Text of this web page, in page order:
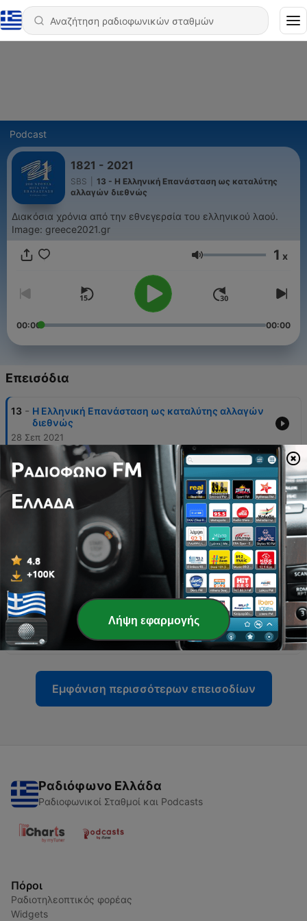
Podcast
1821 - 2021
SBS
13 - Η Ελληνική Επανάσταση ως καταλύτης
αλλαγών διεθνώς
Διακόσια χρόνια από την εθνεγερσία του ελληνικού λαού.
Image: greece2021.gr
Ένταση 1 x
00:00 00:00
Επεισόδια
13 - Η Ελληνική Επανάσταση ως καταλύτης αλλαγών
διεθνώς
28 Σεπ 2021
12 -
«Ελεύθεροι Πολιορκημένοι»- το έργο ζωής του
Διονυσίου Σολωμού
Η πολύμορφη προσφορά της Μ. Μαυρογένους και
της Λ. Μπουμπουλίνας
10 - Η Ελληνική γλώσσα την εποχή της Επανάστασης
9 - Η πρόταση του Ρήγα για πολυεθνική ελληνική
δημοκρατία
29 Μάρ 2021
Εμφάνιση περισσότερων επεισοδίων
Ραδιόφωνο Ελλάδα
Ραδιοφωνικοί Σταθμοί και Podcasts
Πόροι
Ραδιοτηλεοπτικός φορέας
Widgets
Λήψη εφαρμογής